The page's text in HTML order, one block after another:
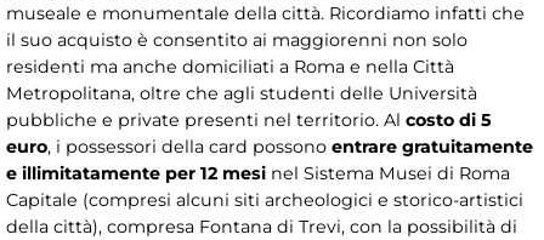
museale e monumentale della città. Ricordiamo infatti che
il suo acquisto è consentito ai maggiorenni non solo
residenti ma anche domiciliati a Roma e nella Città
Metropolitana, oltre che agli studenti delle Università
pubbliche e private presenti nel territorio. Al costo di 5
euro, i possessori della card possono entrare gratuitamente
e illimitatamente per 12 mesi nel Sistema Musei di Roma
Capitale (compresi alcuni siti archeologici e storico-artistici
della città), compresa Fontana di Trevi, con la possibilità di